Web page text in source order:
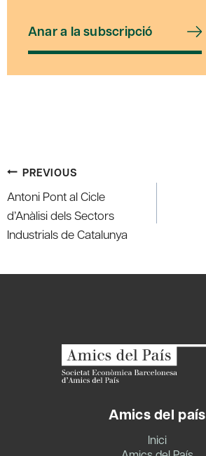
Anar a la subscripció
Post
navigation
PREVIOUS
Antoni Pont al Cicle
d’Anàlisi dels Sectors
Industrials de Catalunya
Amics del país
Inici